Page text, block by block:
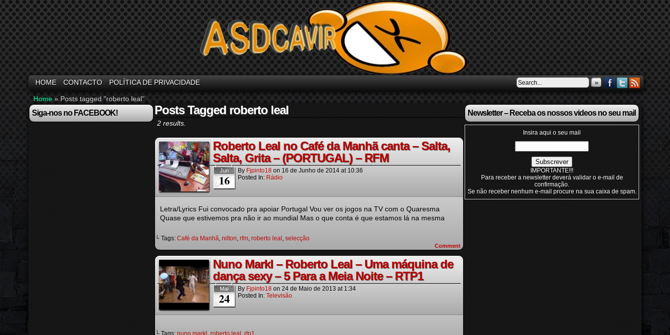
HOME CONTACTO POLÍTICA DE PRIVACIDADE »
Home » Posts tagged "roberto leal"
Siga-nos no FACEBOOK! Posts Tagged roberto leal
2 results.
Roberto Leal no Café da Manhã canta – Salta,
Salta, Grita – (PORTUGAL) – RFM
Jun
16
By Fjpinto18 on 16 de Junho de 2014 at 10:36
Posted In: Rádio
Letra/Lyrics Fui convocado pra apoiar Portugal Vou ver os jogos na TV com o Quaresma
Quase que estivemos pra não ir ao mundial Mas o que conta é que estamos lá na mesma
└ Tags: Café da Manhã, nilton, rfm, roberto leal , selecção
Comment
Nuno Markl – Roberto Leal – Uma máquina de
dança sexy – 5 Para a Meia Noite – RTP1
Mai
24
By Fjpinto18 on 24 de Maio de 2013 at 1:34
Posted In: Televisão
└ Tags: nuno markl , roberto leal , rtp1
Newsletter – Receba os nossos videos no seu mail
Insira aqui o seu mail
IMPORTANTE!!!
Para receber a newsletter deverá validar o e-mail de
confirmação.
Se não receber nenhum e-mail procure na sua caixa de spam.